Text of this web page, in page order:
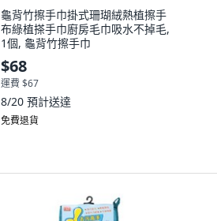
龜背竹擦手巾掛式珊瑚絨熱植擦手
布綠植搽手巾廚房毛巾吸水不掉毛,
1個, 龜背竹擦手巾
$68
運費 $67
8/20 預計送達
免費退貨